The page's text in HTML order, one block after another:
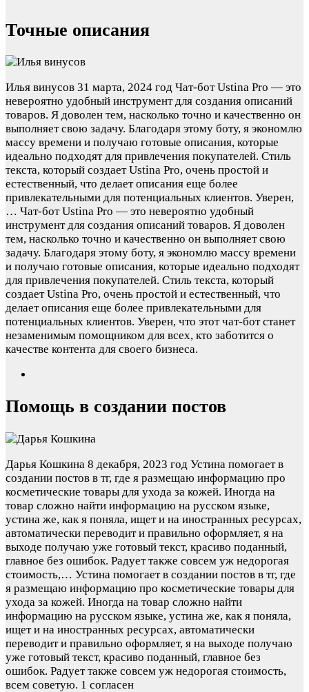
Точные описания
Илья винусов 31 марта, 2024 год Чат-бот Ustina Pro — это
невероятно удобный инструмент для создания описаний
товаров. Я доволен тем, насколько точно и качественно он
выполняет свою задачу. Благодаря этому боту, я экономлю
массу времени и получаю готовые описания, которые
идеально подходят для привлечения покупателей. Стиль
текста, который создает Ustina Pro, очень простой и
естественный, что делает описания еще более
привлекательными для потенциальных клиентов. Уверен,
… Чат-бот Ustina Pro — это невероятно удобный
инструмент для создания описаний товаров. Я доволен
тем, насколько точно и качественно он выполняет свою
задачу. Благодаря этому боту, я экономлю массу времени
и получаю готовые описания, которые идеально подходят
для привлечения покупателей. Стиль текста, который
создает Ustina Pro, очень простой и естественный, что
делает описания еще более привлекательными для
потенциальных клиентов. Уверен, что этот чат-бот станет
незаменимым помощником для всех, кто заботится о
качестве контента для своего бизнеса.
Помощь в создании постов
Дарья Кошкина 8 декабря, 2023 год Устина помогает в
создании постов в тг, где я размещаю информацию про
косметические товары для ухода за кожей. Иногда на
товар сложно найти информацию на русском языке,
устина же, как я поняла, ищет и на иностранных ресурсах,
автоматически переводит и правильно оформляет, я на
выходе получаю уже готовый текст, красиво поданный,
главное без ошибок. Радует также совсем уж недорогая
стоимость,… Устина помогает в создании постов в тг, где
я размещаю информацию про косметические товары для
ухода за кожей. Иногда на товар сложно найти
информацию на русском языке, устина же, как я поняла,
ищет и на иностранных ресурсах, автоматически
переводит и правильно оформляет, я на выходе получаю
уже готовый текст, красиво поданный, главное без
ошибок. Радует также совсем уж недорогая стоимость,
всем советую. 1 согласен